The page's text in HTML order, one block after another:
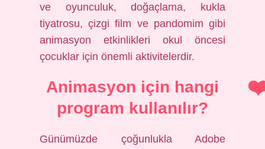
ve oyunculuk, doğaçlama, kukla
tiyatrosu, çizgi film ve pandomim gibi
animasyon etkinlikleri okul öncesi
çocuklar için önemli aktivitelerdir.
Animasyon için hangi
program kullanılır?
Günümüzde çoğunlukla Adobe